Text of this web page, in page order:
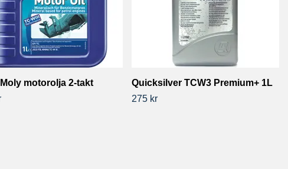
motorolja 2-takt
Quicksilver TCW3 Premium+ 1L
275 kr